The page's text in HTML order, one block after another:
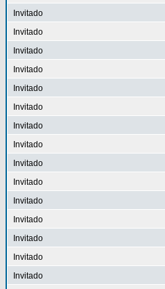
Invitado
Invitado
Invitado
Invitado
Invitado
Invitado
Invitado
Invitado
Invitado
Invitado
Invitado
Invitado
Invitado
Invitado
Invitado